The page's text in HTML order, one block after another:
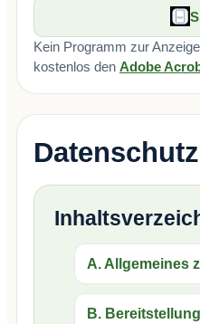
Kein Programm zur
kostenlos den Adobe
A. Allgemeines
B.